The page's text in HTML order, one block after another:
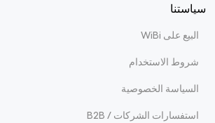
سياستنا
البيع على WiBi
شروط الاستخدام
السياسة الخصوصية
استفسارات الشركات / B2B